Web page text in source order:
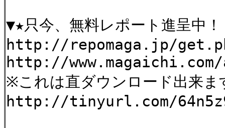
▼★只今、無料レポート進呈中
http://repomaga.jp/
http://
※これは直ダウンロード出来ま
http://tinyurl.com/